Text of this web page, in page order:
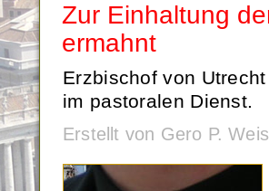
Zur Einhaltung
ermahnt
Erzbischof von
im pastoralen Dienst.
Erstellt von Gero P.